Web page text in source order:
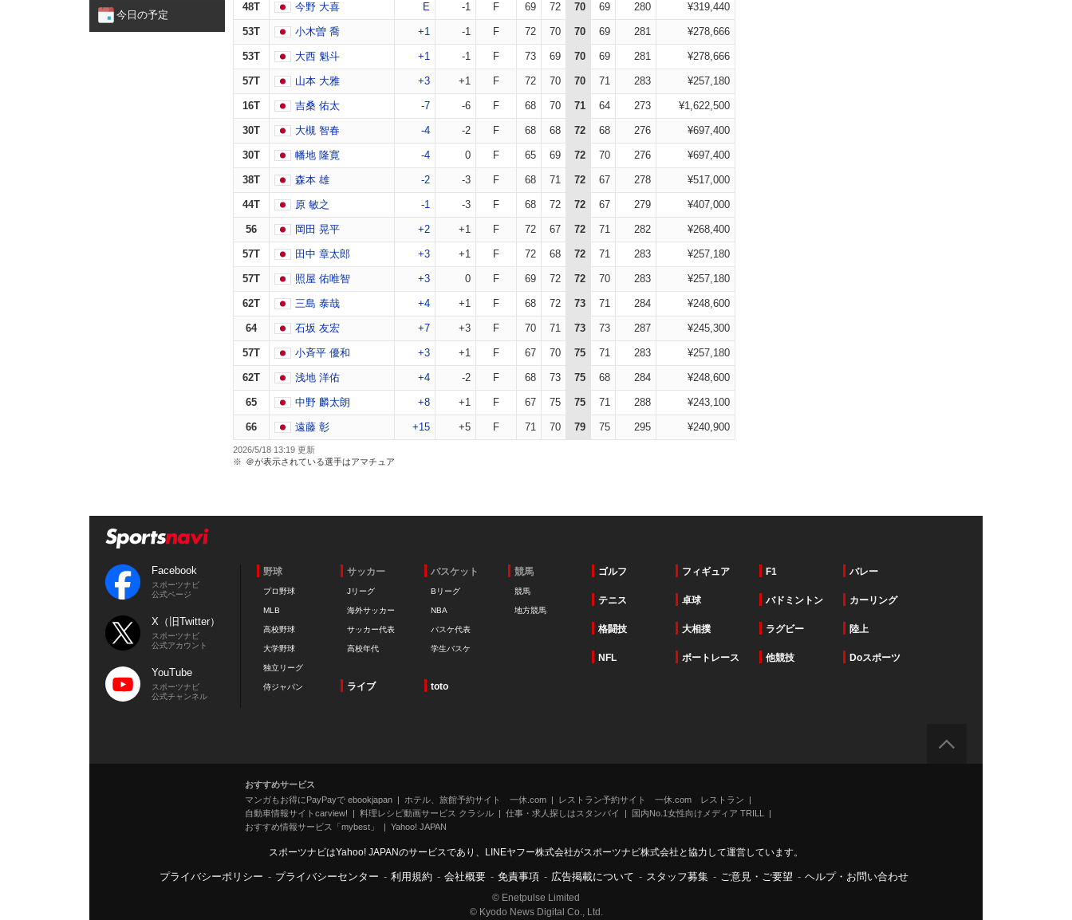
今日の予定
48T 今野 大喜 E -1 F 69 72 70 69 280 ¥319,440
53T 小木曽 喬 +1 -1 F 72 70 70 69 281 ¥278,666
53T 大西 魁斗 +1 -1 F 73 69 70 69 281 ¥278,666
57T 山本 大雅 +3 +1 F 72 70 70 71 283 ¥257,180
16T 吉桑 佑太 -7 -6 F 68 70 71 64 273 ¥1,622,500
30T 大槻 智春 -4 -2 F 68 68 72 68 276 ¥697,400
30T 幡地 隆寛 -4 0 F 65 69 72 70 276 ¥697,400
38T 森本 雄 -2 -3 F 68 71 72 67 278 ¥517,000
44T 原 敏之 -1 -3 F 68 72 72 67 279 ¥407,000
56 岡田 晃平 +2 +1 F 72 67 72 71 282 ¥268,400
57T 田中 章太郎 +3 +1 F 72 68 72 71 283 ¥257,180
57T 照屋 佑唯智 +3 0 F 69 72 72 70 283 ¥257,180
62T 三島 泰哉 +4 +1 F 68 72 73 71 284 ¥248,600
64 石坂 友宏 +7 +3 F 70 71 73 73 287 ¥245,300
57T 小斉平 優和 +3 +1 F 67 70 75 71 283 ¥257,180
62T 浅地 洋佑 +4 -2 F 68 73 75 68 284 ¥248,600
65 中野 麟太朗 +8 +1 F 67 75 75 71 288 ¥243,100
66 遠藤 彰 +15 +5 F 71 70 79 75 295 ¥240,900
2026/5/18 13:19
＠が表示されている選手はアマチュア
Facebook
スポーツナビ
公式ページ
X（旧Twitter）
スポーツナビ
公式アカウント
YouTube
スポーツナビ
公式チャンネル
野球
プロ野球
MLB
高校野球
大学野球
独立リーグ
侍ジャパン
サッカー
Jリーグ
海外サッカー
サッカー代表
高校年代
バスケット
Bリーグ
NBA
バスケ代表
学生バスケ
競馬
競馬
地方競馬
ゴルフ フィギュア F1 バレー
テニス 卓球 バドミントン カーリング
格闘技 大相撲 ラグビー 陸上
NFL ボートレース 他競技 Doスポーツ
ライブ toto
おすすめサービス
マンガもお得にPayPayで ebookjapan
ホテル、旅館予約サイト 一休.com
レストラン予約サイト 一休.com レストラン
自動車情報サイトcarview!
料理レシピ動画サービス クラシル 仕事・求人探しはスタンバイ
国内No.1女性向けメディア TRILL
おすすめ情報サービス「mybest」
Yahoo! JAPAN
スポーツナビはYahoo! JAPANのサービスであり、LINEヤフー株式会社がスポーツナビ株式会社と協力して運営しています。
プライバシーポリシー - プライバシーセンター - 利用規約 - 会社概要 - 免責事項 - 広告掲載について - スタッフ募集 - ご意見・ご要望 - ヘルプ・お問い合わせ
© Enetpulse Limited
© Kyodo News Digital Co., Ltd.